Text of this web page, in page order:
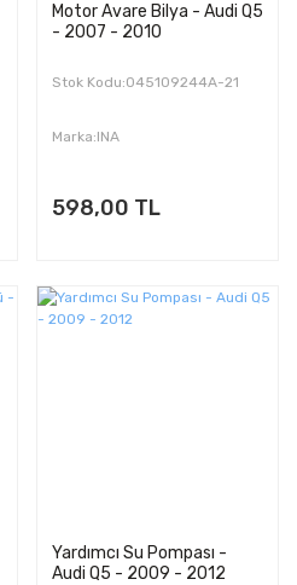
Motor Avare Bilya - Audi Q5
- 2007 - 2010
Stok Kodu:045109244A-21
Marka:INA
598,00 TL
Yardımcı Su Pompası -
Audi Q5 - 2009 - 2012